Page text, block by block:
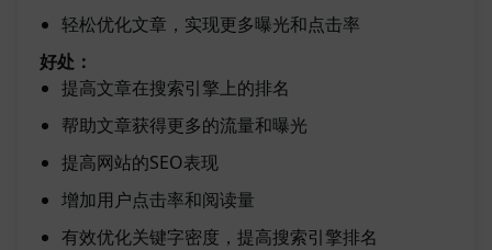
轻松优化文章，实现更多曝光和点击率
好处：
提高文章在搜索引擎上的排名
帮助文章获得更多的流量和曝光
提高网站的SEO表现
增加用户点击率和阅读量
有效优化关键字密度，提高搜索引擎排名